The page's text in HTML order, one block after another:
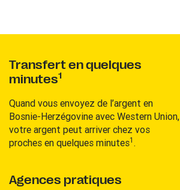
Transfert en quelques
minutes1
Quand vous envoyez de l’argent en
Bosnie-Herzégovine avec Western Union,
votre argent peut arriver chez vos
proches en quelques minutes1 .
Agences pratiques